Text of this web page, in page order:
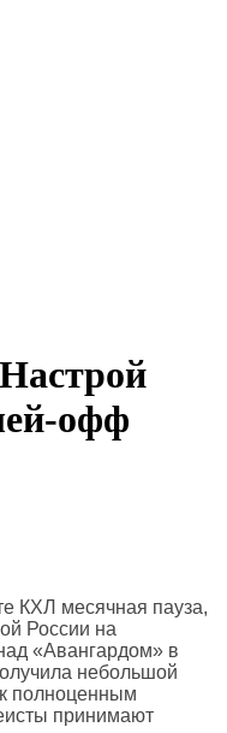
офф
КХЛ месячная пауза,
России на
«Авангардом» в
небольшой
полноценным
принимают